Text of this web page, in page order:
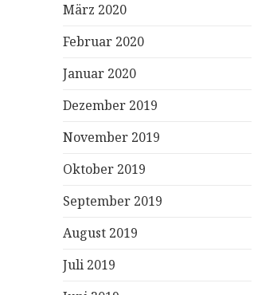
März 2020
Februar 2020
Januar 2020
Dezember 2019
November 2019
Oktober 2019
September 2019
August 2019
Juli 2019